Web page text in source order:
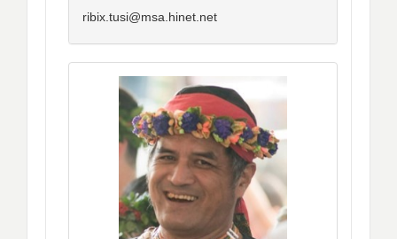
ribix.tusi@msa.hinet.net